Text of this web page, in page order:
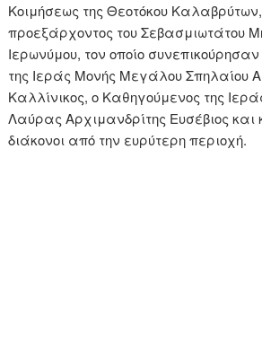
Κοιμήσεως της Θεοτόκου
προεξάρχοντος του Σεβασμιωτάτου
Ιερωνύμου, τον οποίο
της Ιεράς Μονής Μεγάλου Σπηλαίου
Καλλίνικος, ο Καθηγούμενος της
Λαύρας Αρχιμανδρίτης Ευσέβιος και
διάκονοι από την ευρύτερη περιοχή.